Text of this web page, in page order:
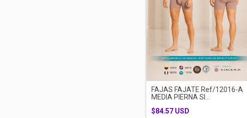
FAJAS FAJATE Ref/12016-A
MEDIA PIERNA SI...
$84.57 USD